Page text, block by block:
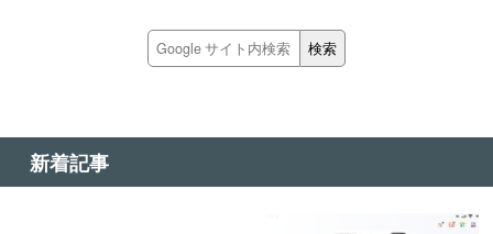
新着記事